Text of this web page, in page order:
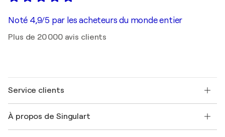
Noté 4,9/5 par les acheteurs du monde entier
Plus de 20 000 avis clients
Service clients
Expédition
À propos de Singulart